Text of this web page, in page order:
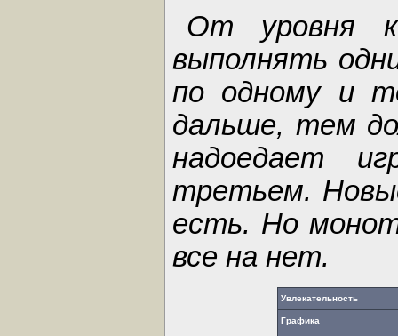
От уровня к
выполнять
по одному и
дальше, тем
надоедает
третьем.
есть. Но
все на нет.
Увлекательность
Графика